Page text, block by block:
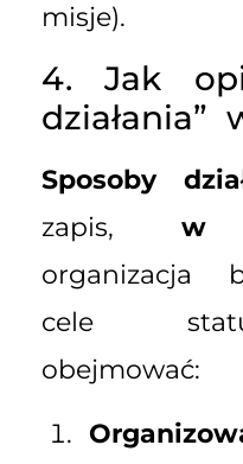
misje).
4. Jak
działania”
Sposoby
zapis,w
organizacja
cele
obejmować: